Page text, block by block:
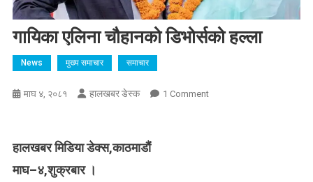
गायिका एलिना चौहानको डिभोर्सको हल्ला
News मुख्य समाचार समाचार
माघ ४, २०८१ हालखबर डेस्क 1 CommentOn
हालखबर मिडिया डेक्स,काठमाडौं
माघ–४,शुक्रबार ।